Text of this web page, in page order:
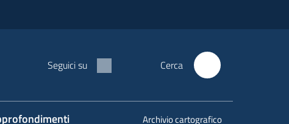
Seguici su Cerca
Archivio cartografico